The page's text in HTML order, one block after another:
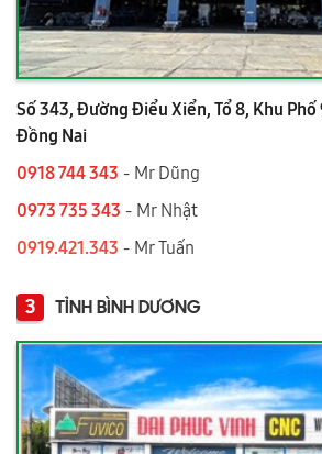
Số 343, Đường Điểu Xiển, Tổ 8, Khu Phố
Đồng Nai
0918 744 343 - Mr Dũng
0973 735 343 - Mr Nhật
0919.421.343 ​​​​​​ - Mr Tuấn
3 TỈNH BÌNH DƯƠNG